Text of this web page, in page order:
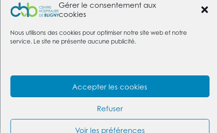
Gérer le consentement aux
cookies
Nous utilisons des cookies pour optimiser notre site web et notre
service. Le site ne présente aucune publicité.
Accepter les cookies
Refuser
Voir les préférences
CENTRE HOSPITALIER DE BLIGNY
91640 Briis-sous-Forges
Tél. : 01 69 26 30 00 Nous contacter
@2026 Centre hospitalier de Bligny | Conception :